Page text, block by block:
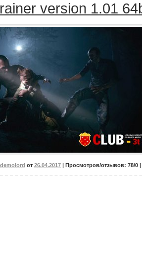
version 1.01
demolord от 26.04.2017 | Просмотров/отзывов: 78/0 |